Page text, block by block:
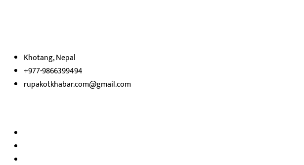
Khotang, Nepal
+977-9866399494
rupakotkhabar.com@gmail.com